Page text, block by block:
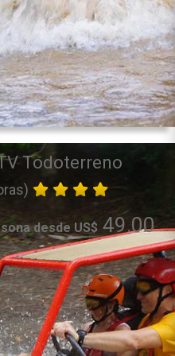
Todoterreno
desde US$ 49.00